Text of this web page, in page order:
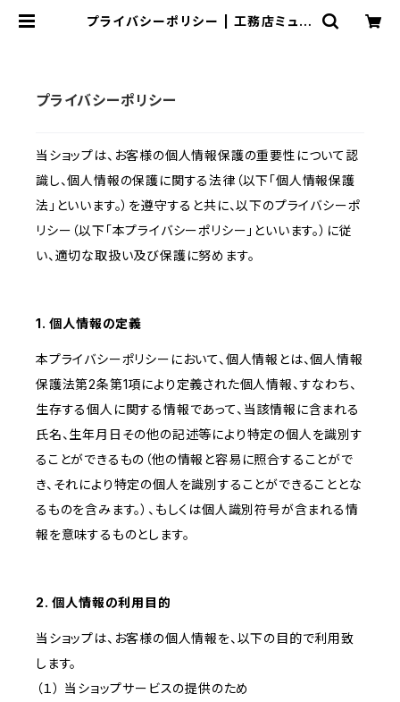
プライバシーポリシー | 工務店ミュー
プライバシーポリシー
当ショップは、お客様の個人情報保護の重要性について認
識し、個人情報の保護に関する法律（以下「個人情報保護
法」といいます。）を遵守すると共に、以下のプライバシーポ
リシー（以下「本プライバシーポリシー」といいます。）に従
い、適切な取扱い及び保護に努めます。
1. 個人情報の定義
本プライバシーポリシーにおいて、個人情報とは、個人情報
保護法第2条第1項により定義された個人情報、すなわち、
生存する個人に関する情報であって、当該情報に含まれる
氏名、生年月日その他の記述等により特定の個人を識別す
ることができるもの（他の情報と容易に照合することがで
き、それにより特定の個人を識別することができることとな
るものを含みます。）、もしくは個人識別符号が含まれる情
報を意味するものとします。
2. 個人情報の利用目的
当ショップは、お客様の個人情報を、以下の目的で利用致
します。
（１） 当ショップサービスの提供のため